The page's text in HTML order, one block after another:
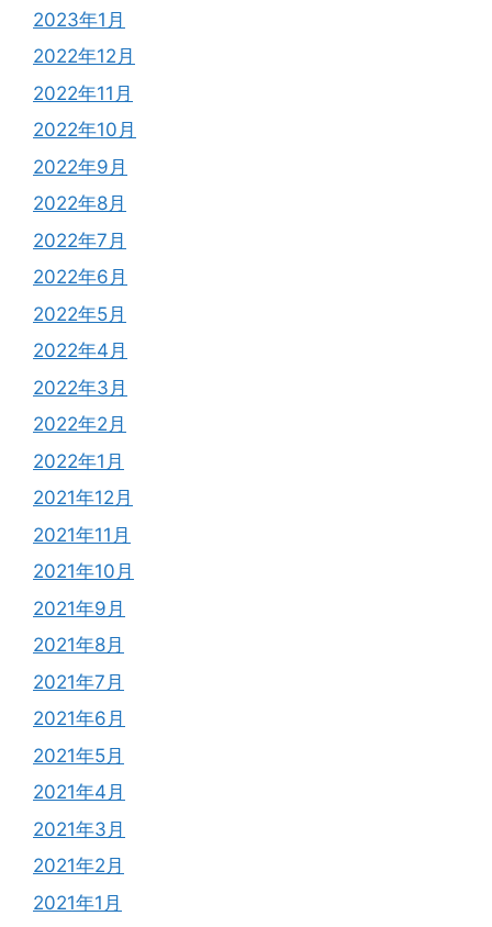
2023年1月
2022年12月
2022年11月
2022年10月
2022年9月
2022年8月
2022年7月
2022年6月
2022年5月
2022年4月
2022年3月
2022年2月
2022年1月
2021年12月
2021年11月
2021年10月
2021年9月
2021年8月
2021年7月
2021年6月
2021年5月
2021年4月
2021年3月
2021年2月
2021年1月